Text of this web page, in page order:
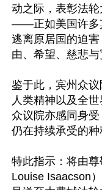
动之际，表彰法
——正如美国许多
逃离原居国的迫
由、希望、慈悲与
鉴于此，宾州众
人类精神以及全
众议院亦感同身
仍在持续承受的种
特此指示：将由尊
Louise Isaacson